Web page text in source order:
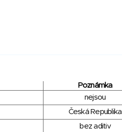
Poznámka
nejsou
Česká Republika
bez aditiv